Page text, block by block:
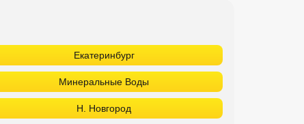
Екатеринбург
Минеральные Воды
Н. Новгород